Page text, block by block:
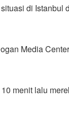
di Istanbul
Media
menit lalu